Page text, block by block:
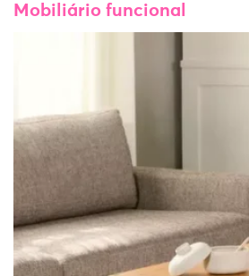
Mobiliário funcional